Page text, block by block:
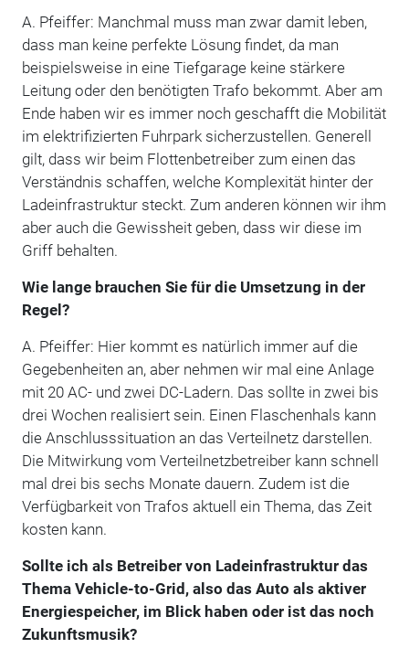
A. Pfeiffer: Manchmal muss man zwar damit leben,
dass man keine perfekte Lösung findet, da man
beispielsweise in eine Tiefgarage keine stärkere
Leitung oder den benötigten Trafo bekommt. Aber am
Ende haben wir es immer noch geschafft die Mobilität
im elektrifizierten Fuhrpark sicherzustellen. Generell
gilt, dass wir beim Flottenbetreiber zum einen das
Verständnis schaffen, welche Komplexität hinter der
Ladeinfrastruktur steckt. Zum anderen können wir ihm
aber auch die Gewissheit geben, dass wir diese im
Griff behalten.
Wie lange brauchen Sie für die Umsetzung in der
Regel?
A. Pfeiffer: Hier kommt es natürlich immer auf die
Gegebenheiten an, aber nehmen wir mal eine Anlage
mit 20 AC- und zwei DC-Ladern. Das sollte in zwei bis
drei Wochen realisiert sein. Einen Flaschenhals kann
die Anschlusssituation an das Verteilnetz darstellen.
Die Mitwirkung vom Verteilnetzbetreiber kann schnell
mal drei bis sechs Monate dauern. Zudem ist die
Verfügbarkeit von Trafos aktuell ein Thema, das Zeit
kosten kann.
Sollte ich als Betreiber von Ladeinfrastruktur das
Thema Vehicle-to-Grid, also das Auto als aktiver
Energiespeicher, im Blick haben oder ist das noch
Zukunftsmusik?